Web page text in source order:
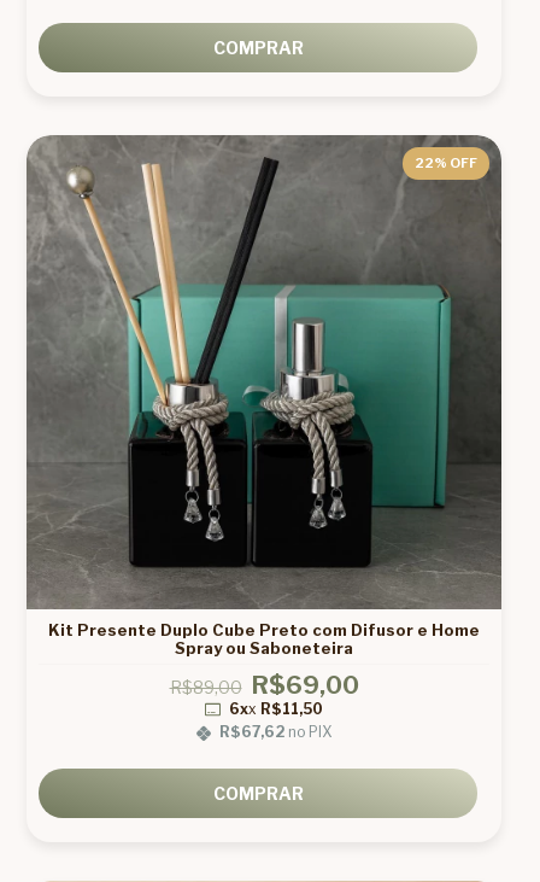
COMPRAR
22% OFF
Kit Presente Duplo Cube Preto com Difusor e Home
Spray ou Saboneteira
R$89,00 R$69,00
6xx R$11,50
R$67,62 no PIX
COMPRAR